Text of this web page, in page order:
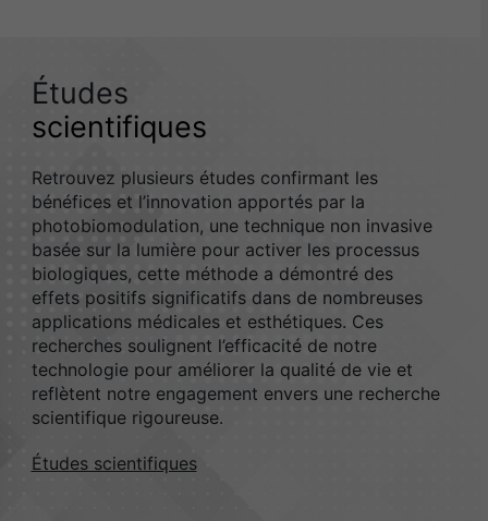
Études
scientifiques
Retrouvez plusieurs études confirmant les
bénéfices et l’innovation apportés par la
photobiomodulation, une technique non invasive
basée sur la lumière pour activer les processus
biologiques, cette méthode a démontré des
effets positifs significatifs dans de nombreuses
applications médicales et esthétiques. Ces
recherches soulignent l’efficacité de notre
technologie pour améliorer la qualité de vie et
reflètent notre engagement envers une recherche
scientifique rigoureuse.
Études scientifiques